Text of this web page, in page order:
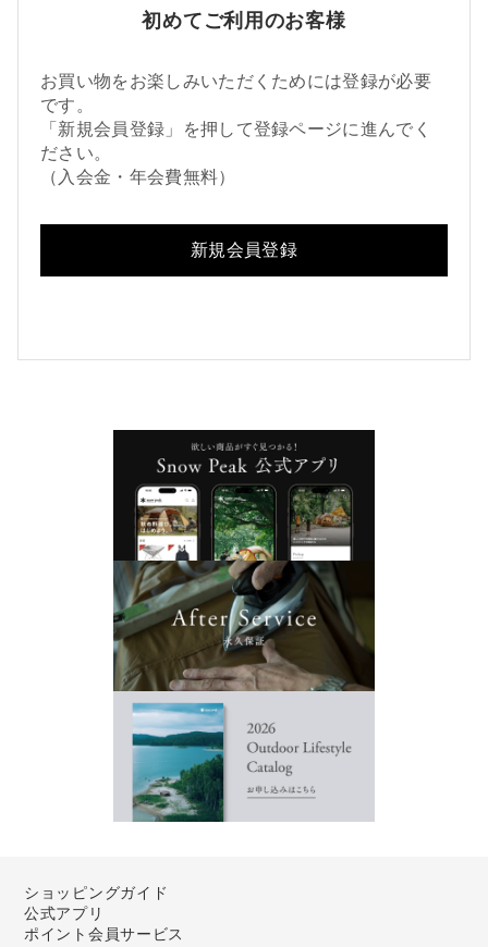
初めてご利用のお客様
お買い物をお楽しみいただくためには登録が必要
です。
「新規会員登録」を押して登録ページに進んでく
ださい。
（入会金・年会費無料）
新規会員登録
ショッピングガイド
公式アプリ
ポイント会員サービス